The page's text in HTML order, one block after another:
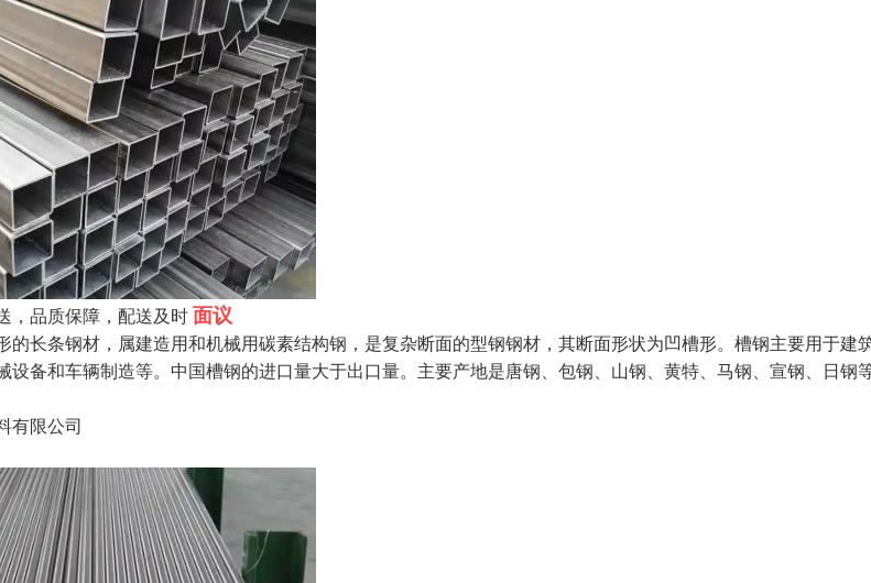
，品质保障，配送及时面议
的长条钢材，属建造用和机械用碳素结构钢，是复杂断面的型钢钢材，其断面形状为凹槽形。槽钢主要用于建
设备和车辆制造等。中国槽钢的进口量大于出口量。主要产地是唐钢、包钢、山钢、黄特、马钢、宣钢、日钢
有限公司